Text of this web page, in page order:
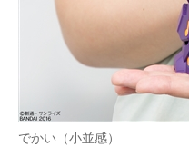
企業向けIT製品の総合サイト
IT製品の技術・比較・事例
製造業のIT導入・活用を支援
モノづくり技術者専門サイト
でかい（小並感）